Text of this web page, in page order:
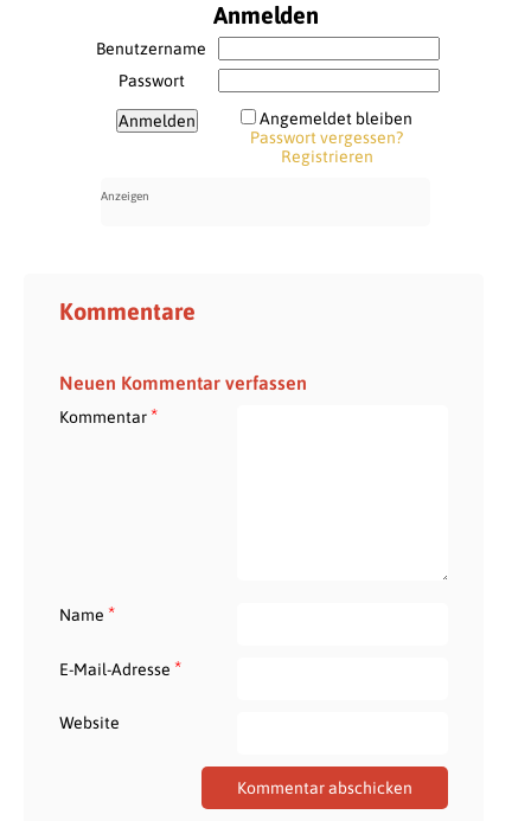
Anmelden
Benutzername
Passwort
Angemeldet bleiben
Passwort vergessen?
Registrieren
Kommentare
Neuen Kommentar verfassen
Kommentar*
Name *
E-Mail-Adresse *
Website